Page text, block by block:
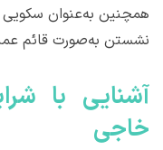
همچنین به‌عنوان سکویی
نشستن به‌صورت قائم
آشنایی با
خاجی